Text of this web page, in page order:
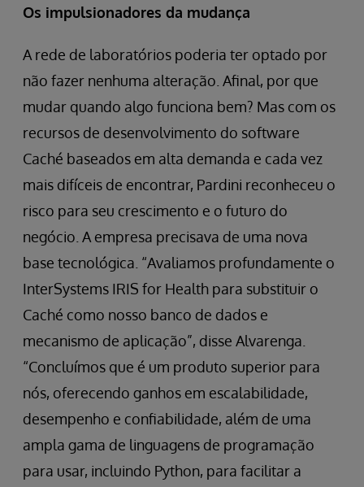
Os impulsionadores da mudança
A rede de laboratórios poderia ter optado por
não fazer nenhuma alteração. Afinal, por que
mudar quando algo funciona bem? Mas com os
recursos de desenvolvimento do software
Caché baseados em alta demanda e cada vez
mais difíceis de encontrar, Pardini reconheceu o
risco para seu crescimento e o futuro do
negócio. A empresa precisava de uma nova
base tecnológica. “Avaliamos profundamente o
InterSystems IRIS for Health para substituir o
Caché como nosso banco de dados e
mecanismo de aplicação”, disse Alvarenga.
“Concluímos que é um produto superior para
nós, oferecendo ganhos em escalabilidade,
desempenho e confiabilidade, além de uma
ampla gama de linguagens de programação
para usar, incluindo Python, para facilitar a